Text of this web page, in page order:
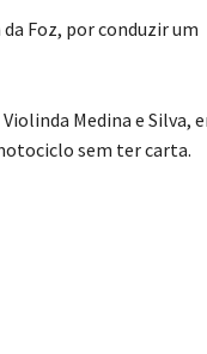
da Foz, por conduzir um
Medina e Silva,
sem ter carta.